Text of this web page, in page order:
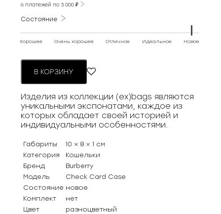
6 платежей по 3 000₽
Состояние
Хорошее Очень хорошее Отличное Идеальное Новое
В КОРЗИНУ
Изделия из коллекции (ex)bags являются
уникальными экспонатами, каждое из
которых обладает своей историей и
индивидуальными особенностями.
Габариты
10 × 8 × 1 см
Категория
Кошельки
Бренд
Burberry
Модель
Check Card Case
Состояние новое
Комплект
нет
Цвет
разноцветный